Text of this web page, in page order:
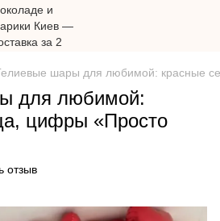
шары для любимой: красные
для любимой:
цифры «Просто
отзыв